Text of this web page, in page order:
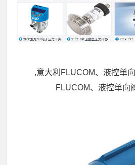
,意大利FLUCOM、液控单
FLUCOM、液控单向